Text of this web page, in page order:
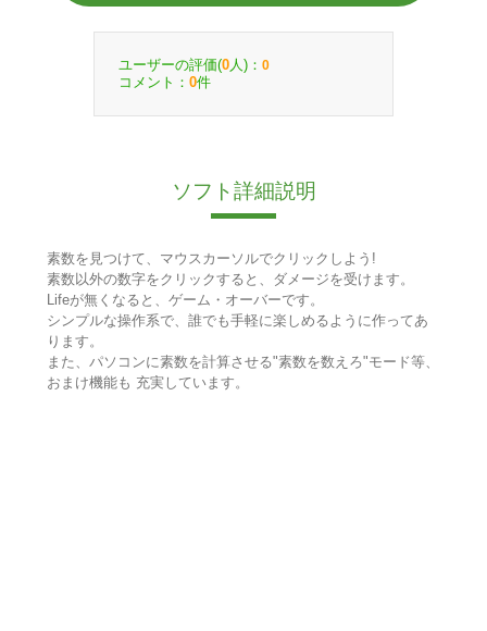
ユーザーの評価(0 人)： 0
コメント： 0件
ソフト詳細説明
素数を見つけて、マウスカーソルでクリックしよう!
素数以外の数字をクリックすると、ダメージを受けます。
Lifeが無くなると、ゲーム・オーバーです。
シンプルな操作系で、誰でも手軽に楽しめるように作ってあ
ります。
また、パソコンに素数を計算させる"素数を数えろ"モード等、
おまけ機能も 充実しています。